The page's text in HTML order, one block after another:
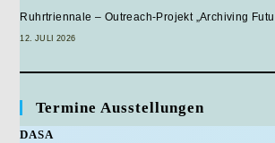
Ruhrtriennale – Outreach-Projekt „Archiving
12. JULI 2026
Termine Ausstellungen
DASA